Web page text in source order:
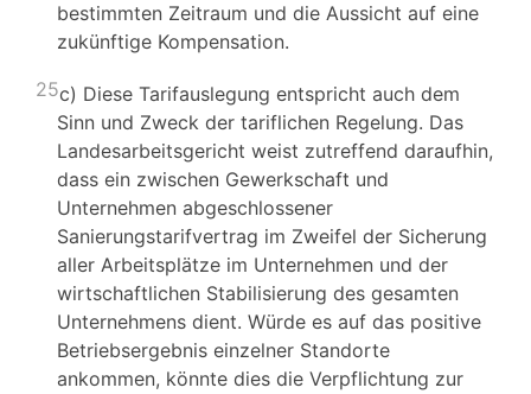
bestimmten Zeitraum und die Aussicht auf eine
zukünftige Kompensation.
25c) Diese Tarifauslegung entspricht auch dem
Sinn und Zweck der tariflichen Regelung. Das
Landesarbeitsgericht weist zutreffend daraufhin,
dass ein zwischen Gewerkschaft und
Unternehmen abgeschlossener
Sanierungstarifvertrag im Zweifel der Sicherung
aller Arbeitsplätze im Unternehmen und der
wirtschaftlichen Stabilisierung des gesamten
Unternehmens dient. Würde es auf das positive
Betriebsergebnis einzelner Standorte
ankommen, könnte dies die Verpflichtung zur